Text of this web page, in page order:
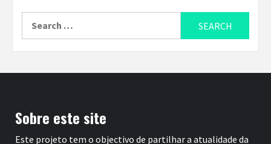
Sobre este site
Este projeto tem o objectivo de partilhar a atualidade da